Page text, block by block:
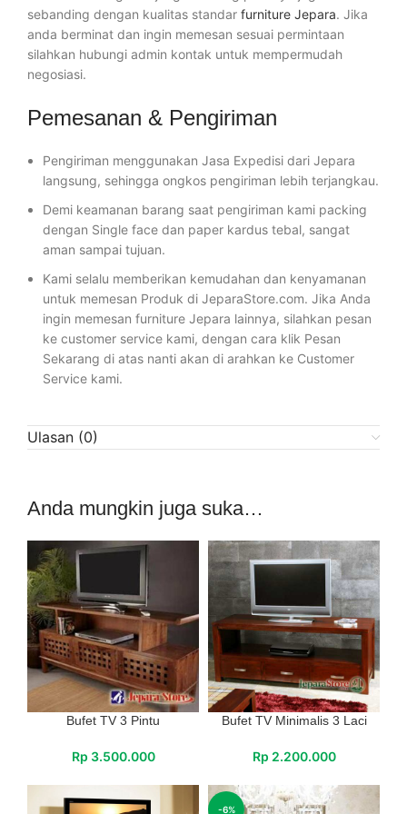
sebanding dengan kualitas standar furniture Jepara. Jika
anda berminat dan ingin memesan sesuai permintaan
silahkan hubungi admin kontak untuk mempermudah
negosiasi.
Pemesanan & Pengiriman
Pengiriman menggunakan Jasa Expedisi dari Jepara
langsung, sehingga ongkos pengiriman lebih terjangkau.
Demi keamanan barang saat pengiriman kami packing
dengan Single face dan paper kardus tebal, sangat
aman sampai tujuan.
Kami selalu memberikan kemudahan dan kenyamanan
untuk memesan Produk di JeparaStore.com. Jika Anda
ingin memesan furniture Jepara lainnya, silahkan pesan
ke customer service kami, dengan cara klik Pesan
Sekarang di atas nanti akan di arahkan ke Customer
Service kami.
Ulasan (0)
Anda mungkin juga suka…
Bufet TV 3 Pintu
Rp 3.500.000
Bufet TV Minimalis 3 Laci
Rp 2.200.000
-6%